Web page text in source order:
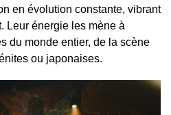
en évolution constante, vibrant
Leur énergie les mène à
du monde entier, de la scène
ou japonaises.